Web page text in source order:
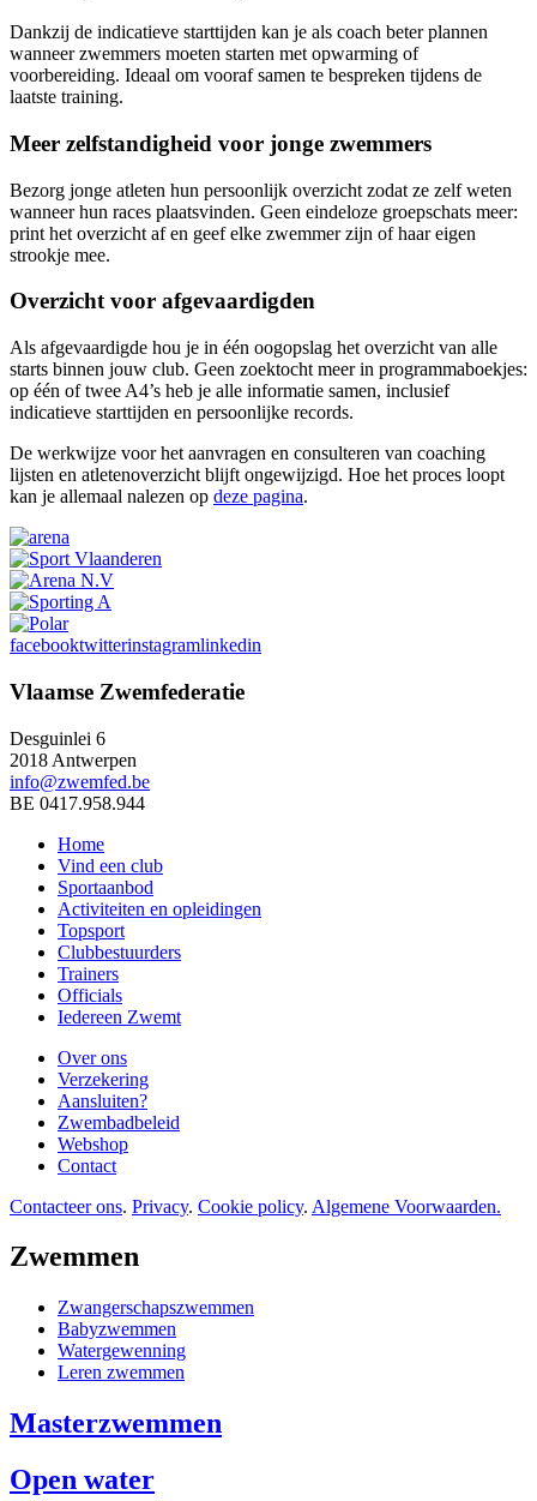
Dankzij de indicatieve starttijden kan je als coach beter plannen
wanneer zwemmers moeten starten met opwarming of
voorbereiding. Ideaal om vooraf samen te bespreken tijdens de
laatste training.
Meer zelfstandigheid voor jonge zwemmers
Bezorg jonge atleten hun persoonlijk overzicht zodat ze zelf weten
wanneer hun races plaatsvinden. Geen eindeloze groepschats meer:
print het overzicht af en geef elke zwemmer zijn of haar eigen
strookje mee.
Overzicht voor afgevaardigden
Als afgevaardigde hou je in één oogopslag het overzicht van alle
starts binnen jouw club. Geen zoektocht meer in programmaboekjes:
op één of twee A4’s heb je alle informatie samen, inclusief
indicatieve starttijden en persoonlijke records.
De werkwijze voor het aanvragen en consulteren van coaching
lijsten en atletenoverzicht blijft ongewijzigd. Hoe het proces loopt
kan je allemaal nalezen op deze pagina.
facebooktwitterinstagramlinkedin
Vlaamse Zwemfederatie
Desguinlei 6
2018 Antwerpen
info@zwemfed.be
BE 0417.958.944
Home
Vind een club
Sportaanbod
Activiteiten en opleidingen
Topsport
Clubbestuurders
Trainers
Officials
Iedereen Zwemt
Over ons
Verzekering
Aansluiten?
Zwembadbeleid
Webshop
Contact
Contacteer ons. Privacy. Cookie policy. Algemene Voorwaarden.
Zwemmen
Zwangerschapszwemmen
Babyzwemmen
Watergewenning
Leren zwemmen
Masterzwemmen
Open water